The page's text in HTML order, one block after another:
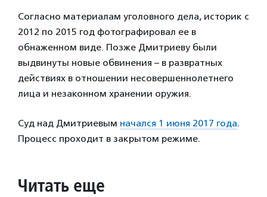
Согласно материалам уголовного дела, историк с
2012 по 2015 год фотографировал ее в
обнаженном виде. Позже Дмитриеву были
выдвинуты новые обвинения – в развратных
действиях в отношении несовершеннолетнего
лица и незаконном хранении оружия.
Суд над Дмитриевым начался 1 июня 2017 года.
Процесс проходит в закрытом режиме.
Читать еще